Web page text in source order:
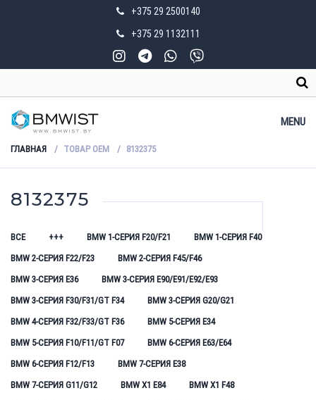
+375 29 2500140
+375 29 1132111
MENU
ГЛАВНАЯ ТОВАР OEM 8132375
8132375
ВСЕ +++ BMW 1-СЕРИЯ F20/F21
BMW 1-СЕРИЯ F40
BMW 2-СЕРИЯ F22/F23
BMW 2-СЕРИЯ F45/F46
BMW 3-СЕРИЯ E36
BMW 3-СЕРИЯ E90/E91/E92/E93
BMW 3-СЕРИЯ F30/F31/GT F34
BMW 3-СЕРИЯ G20/G21
BMW 4-СЕРИЯ F32/F33/GT F36
BMW 5-СЕРИЯ E34
BMW 5-СЕРИЯ F10/F11/GT F07
BMW 6-СЕРИЯ E63/E64
BMW 6-СЕРИЯ F12/F13
BMW 7-СЕРИЯ E38
BMW 7-СЕРИЯ G11/G12
BMW X1 E84
BMW X1 F48